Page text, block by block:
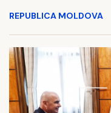
REPUBLICA MOLDOVA